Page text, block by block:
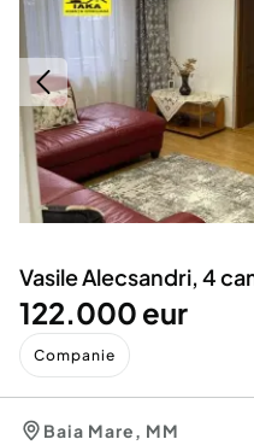
Servicii
Animale de companie
Afaceri și
Inchiriere Bunuri si
Utilaje agricole si
Piese auto si accesorii
Dacia Duster
Vasile Alecsandri, 4
122.000 eur
Companie
Baia Mare, MM